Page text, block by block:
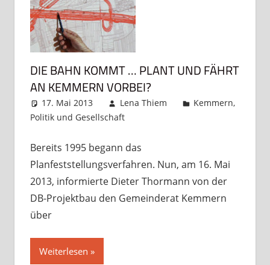
DIE BAHN KOMMT … PLANT UND FÄHRT
AN KEMMERN VORBEI?
17. Mai 2013 Lena Thiem Kemmern,
Politik und Gesellschaft
Bereits 1995 begann das
Planfeststellungsverfahren. Nun, am 16. Mai
2013, informierte Dieter Thormann von der
DB-Projektbau den Gemeinderat Kemmern
über
Weiterlesen